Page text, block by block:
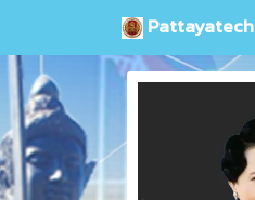
Pattayatech